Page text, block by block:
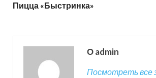
Пицца «Быстринка»
О admin
Посмотреть все